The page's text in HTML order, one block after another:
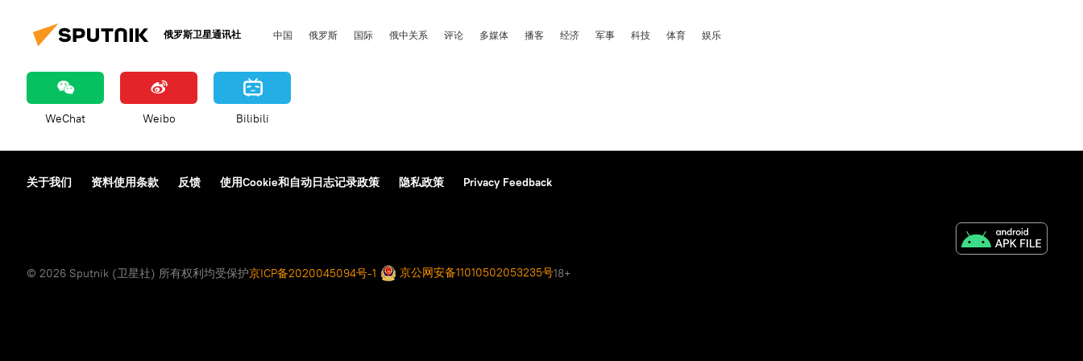
俄罗斯卫星通讯社 中国 俄罗斯 国际 俄中关系 评论 多媒体 播客 经济 军事 科技 体育 娱乐
WeChat Weibo Bilibili
关于我们 资料使用条款 反馈 使用Cookie和自动日志记录政策 隐私政策 Privacy Feedback
© 2026 Sputnik (卫星社) 所有权利均受保护京ICP备2020045094号-1 京公网安备11010502053235号18+